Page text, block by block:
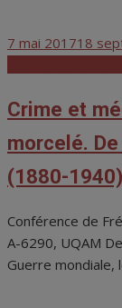
Posted
7 mai 201718
Crime et
morcelé.
(1880-1940)
Conférence de
A-6290, UQAM
Guerre mondiale,